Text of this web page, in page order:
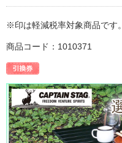
※印は軽減税率対象商品です。
商品コード：1010371